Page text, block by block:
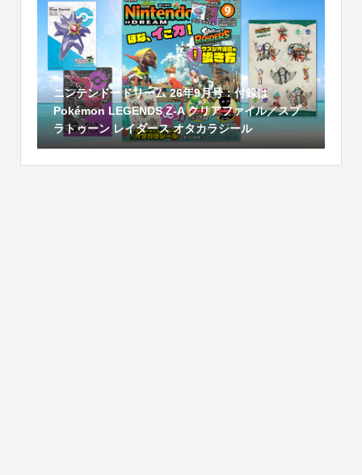
ニンテンドードリーム 26年9月号：付録は
Pokémon LEGENDS Z-A クリアファイル／スプ
ラトゥーン レイダース オタカラシール